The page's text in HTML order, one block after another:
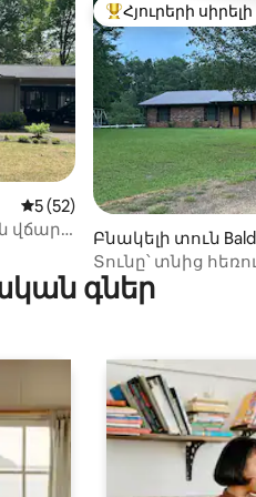
տները
Միջին վարկանիշը՝ 5-ից 5,
5 (52)
Հյուրերի սիրելի
Հյուրերի սիրելի
Բնակելի տուն
ւմ
Տունը՝ տնից
գներ